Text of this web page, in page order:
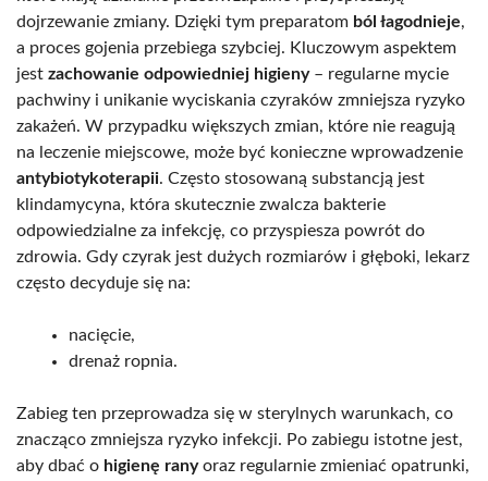
dojrzewanie zmiany. Dzięki tym preparatom ból łagodnieje,
a proces gojenia przebiega szybciej. Kluczowym aspektem
jest zachowanie odpowiedniej higieny– regularne mycie
pachwiny i unikanie wyciskania czyraków zmniejsza ryzyko
zakażeń. W przypadku większych zmian, które nie reagują
na leczenie miejscowe, może być konieczne wprowadzenie
antybiotykoterapii. Często stosowaną substancją jest
klindamycyna, która skutecznie zwalcza bakterie
odpowiedzialne za infekcję, co przyspiesza powrót do
zdrowia. Gdy czyrak jest dużych rozmiarów i głęboki, lekarz
często decyduje się na:
nacięcie,
drenaż ropnia.
Zabieg ten przeprowadza się w sterylnych warunkach, co
znacząco zmniejsza ryzyko infekcji. Po zabiegu istotne jest,
aby dbać o higienę ranyoraz regularnie zmieniać opatrunki,